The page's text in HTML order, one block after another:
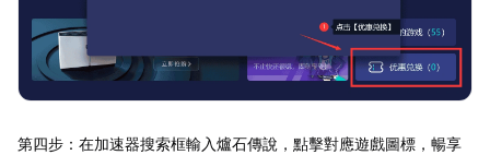
第四步：在加速器搜索框輸入爐石傳說，點擊對應遊戲圖標，暢享